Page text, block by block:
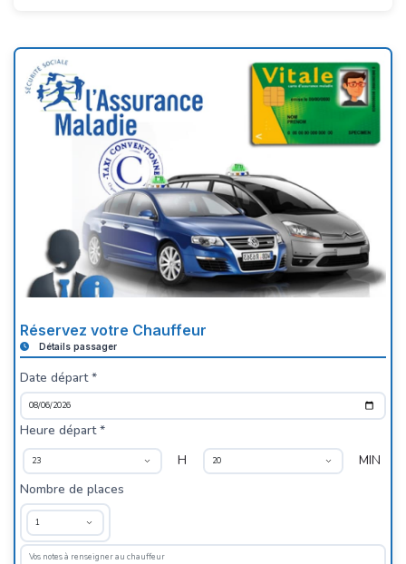
Réservez votre Chauffeur
Détails passager
Date départ *
Heure départ *
H
MIN
Nombre de places